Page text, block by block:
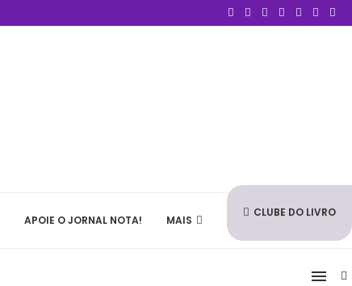
APOIE O JORNAL NOTA! MAIS
CLUBE DO LIVRO